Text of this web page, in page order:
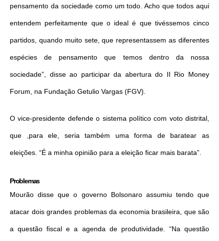
pensamento da sociedade como um todo. Acho que todos aqui
entendem perfeitamente que o ideal é que tivéssemos cinco
partidos, quando muito sete, que representassem as diferentes
espécies de pensamento que temos dentro da nossa
sociedade”, disse ao participar da abertura do II Rio Money
Forum, na Fundação Getulio Vargas (FGV).
O vice-presidente defende o sistema político com voto distrital,
que ,para ele, seria também uma forma de baratear as
eleições. “É a minha opinião para a eleição ficar mais barata”.
Problemas
Mourão disse que o governo Bolsonaro assumiu tendo que
atacar dois grandes problemas da economia brasileira, que são
a questão fiscal e a agenda de produtividade. “Na questão